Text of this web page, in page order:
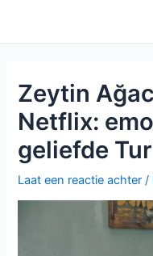
Zeytin
Netflix:
geliefde
Laat een reactie achter /